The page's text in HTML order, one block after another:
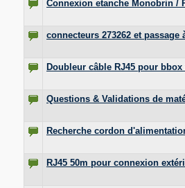
Connexion etanche Monobrin /
connecteurs 273262 et passage
Doubleur câble RJ45 pour bbox
Questions & Validations de
Recherche cordon
RJ45 50m pour connexion